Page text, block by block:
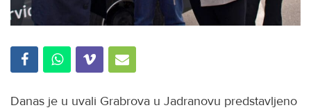
Danas je u uvali Grabrova u Jadranovu predstavljeno